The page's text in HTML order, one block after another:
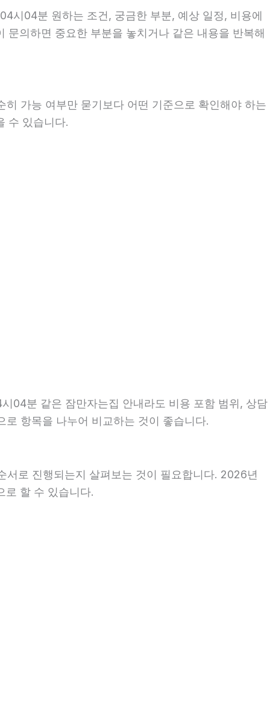
시04분 원하는 조건, 궁금한 부분, 예상 일정, 비용에
의하면 중요한 부분을 놓치거나 같은 내용을 반복해
가능 여부만 묻기보다 어떤 기준으로 확인해야 하는
수 있습니다.
04분 같은 잠만자는집 안내라도 비용 포함 범위, 상담
항목을 나누어 비교하는 것이 좋습니다.
로 진행되는지 살펴보는 것이 필요합니다. 2026년
로 할 수 있습니다.